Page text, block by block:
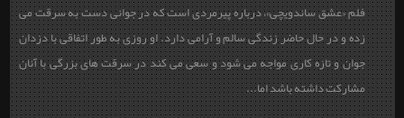
فلم «عشق ساندویچی»،درباره پیرمردی است که در جوانی دست به سرقت می
زده و در حال حاضر زندگی سالم و آرامی دارد. او روزی به طور اتفاقی با دزدان
جوان و تازه کاری مواجه می شود و سعی می کند در سرقت های بزرگی با آنان
مشارکت داشته باشد اما...